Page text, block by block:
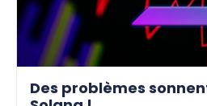
Des problèmes